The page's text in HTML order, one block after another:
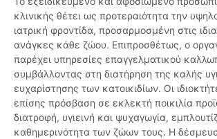
κλινικής θέτει ως προτεραιότητα την
ιατρική φροντίδα, προσαρμοσμένη στις
ανάγκες κάθε ζώου. Επιπροσθέτως, ο
παρέχει υπηρεσίες επαγγελματικού
συμβάλλοντας στη διατήρηση της καλής
ευχαρίστησης των κατοικιδίων. Οι
επίσης πρόσβαση σε εκλεκτή ποικιλία
διατροφή, υγιεινή και ψυχαγωγία,
καθημερινότητα των ζώων τους. Η